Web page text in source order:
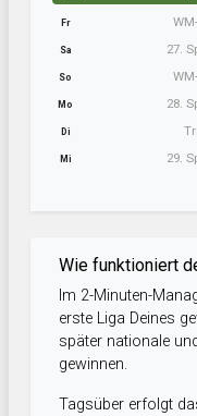
Fr
Sa 27.
So
Mo 28.
Di
Mi 29.
Wie funktioniert
Im 2-Minuten-
erste Liga Deines
später nationale
gewinnen.
Tagsüber erfolgt